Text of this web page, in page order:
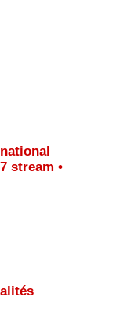
stream •